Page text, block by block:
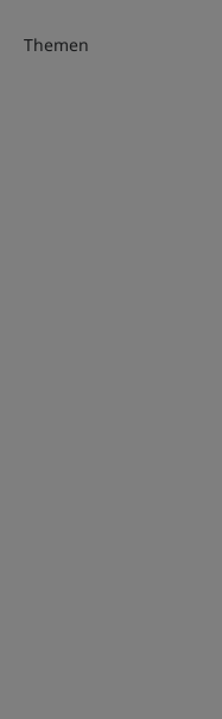
Themen